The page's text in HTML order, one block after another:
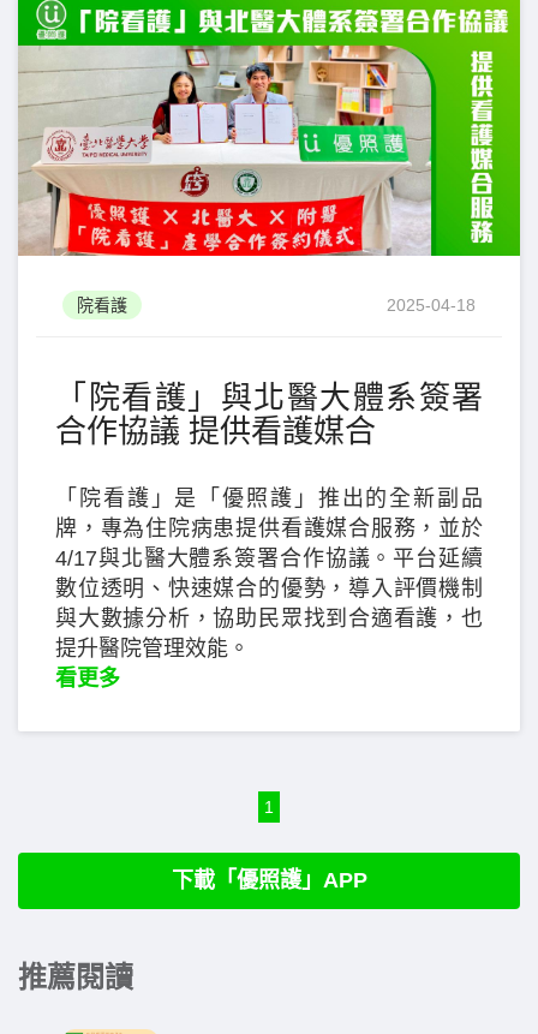
院看護 2025-04-18
「院看護」與北醫大體系簽署
合作協議 提供看護媒合
「院看護」是「優照護」推出的全新副品
牌，專為住院病患提供看護媒合服務，並於
4/17與北醫大體系簽署合作協議。平台延續
數位透明、快速媒合的優勢，導入評價機制
與大數據分析，協助民眾找到合適看護，也
提升醫院管理效能。
看更多
1
下載「優照護」APP
推薦閱讀